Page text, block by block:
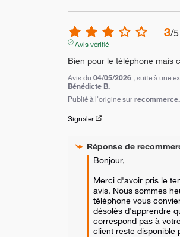
3/5
Avis vérifié
Bien pour le téléphone mais
Avis du 04/05/2026 , suite à une
Bénédicte B.
Publié à l'origine sur
Signaler
Réponse de
Bonjour,
Merci d'avoir pris le
avis. Nous sommes
téléphone vous
désolés d'apprendre
correspond pas à
client reste disponible